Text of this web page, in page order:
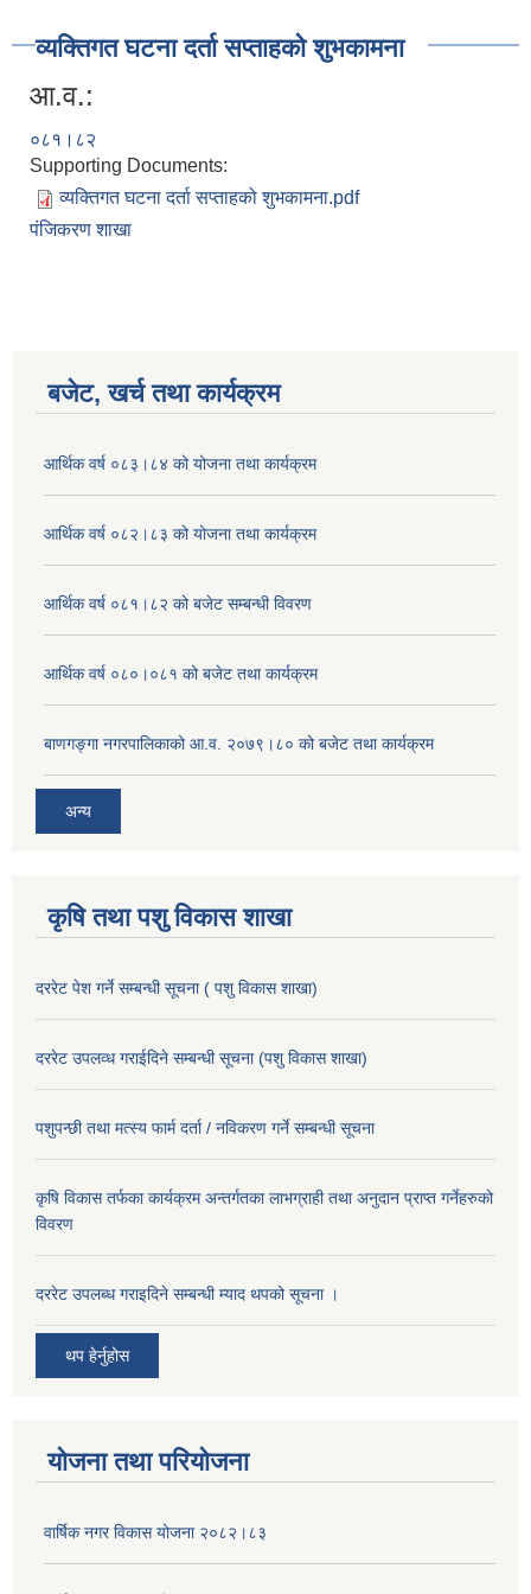
व्यक्तिगत घटना दर्ता सप्ताहको शुभकामना
आ.व.:
०८१।८२
Supporting Documents:
व्यक्तिगत घटना दर्ता सप्ताहको शुभकामना.pdf
पंजिकरण शाखा
बजेट, खर्च तथा कार्यक्रम
आर्थिक वर्ष ०८३।८४ को योजना तथा कार्यक्रम
आर्थिक वर्ष ०८२।८३ को योजना तथा कार्यक्रम
आर्थिक वर्ष ०८१।८२ को बजेट सम्बन्धी विवरण
आर्थिक वर्ष ०८०।०८१ को बजेट तथा कार्यक्रम
बाणगङ्गा नगरपालिकाको आ.व. २०७९।८० को बजेट तथा कार्यक्रम
अन्य
कृषि तथा पशु विकास शाखा
दररेट पेश गर्ने सम्बन्धी सूचना ( पशु विकास शाखा)
दररेट उपलव्ध गराईदिने सम्बन्धी सूचना (पशु विकास शाखा)
पशुपन्छी तथा मत्स्य फार्म दर्ता / नविकरण गर्ने सम्बन्धी सूचना
कृषि विकास तर्फका कार्यक्रम अन्तर्गतका लाभग्राही तथा अनुदान प्राप्त गर्नेहरुको
विवरण
दररेट उपलब्ध गराइदिने सम्बन्धी म्याद थपको सूचना ।
थप हेर्नुहोस
योजना तथा परियोजना
वार्षिक नगर विकास योजना २०८२।८३